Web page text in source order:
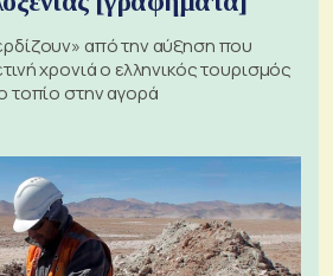
από την αύξηση που
χρονιά ο ελληνικός τουρισμός
τοπίο στην αγορά